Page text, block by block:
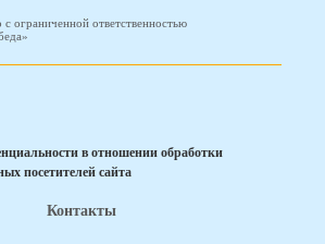
ограниченной ответственностью
в отношении обработки
посетителей сайта
Контакты